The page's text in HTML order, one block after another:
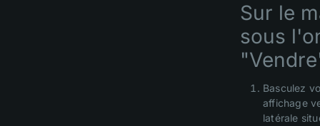
Sur le
sous
Basculez
affichage
latérale